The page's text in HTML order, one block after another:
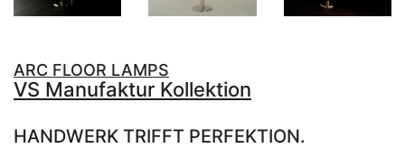
ARC FLOOR LAMPS
VS Manufaktur Kollektion
HANDWERK TRIFFT PERFEKTION.